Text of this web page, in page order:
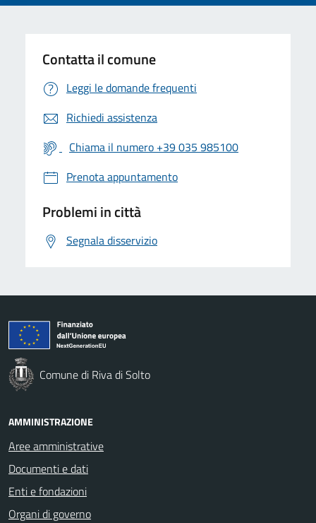
Contatta il comune
Leggi le domande frequenti
Richiedi assistenza
Chiama il numero +39 035 985100
Prenota appuntamento
Problemi in città
Segnala disservizio
Comune di Riva di Solto
AMMINISTRAZIONE
Aree amministrative
Documenti e dati
Enti e fondazioni
Organi di governo